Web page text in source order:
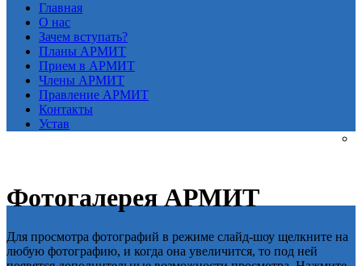
Главная
О нас
Зачем вступать?
Планы АРМИТ
Прием в АРМИТ
Члены АРМИТ
Правление АРМИТ
Контакты
Устав
Фотогалерея АРМИТ
Для просмотра фотографий в режиме слайд-шоу щелкните на
любую фотографию, и когда она увеличится, то под ней